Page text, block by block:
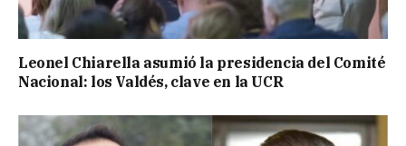
Leonel Chiarella asumió la presidencia del Comité
Nacional: los Valdés, clave en la UCR